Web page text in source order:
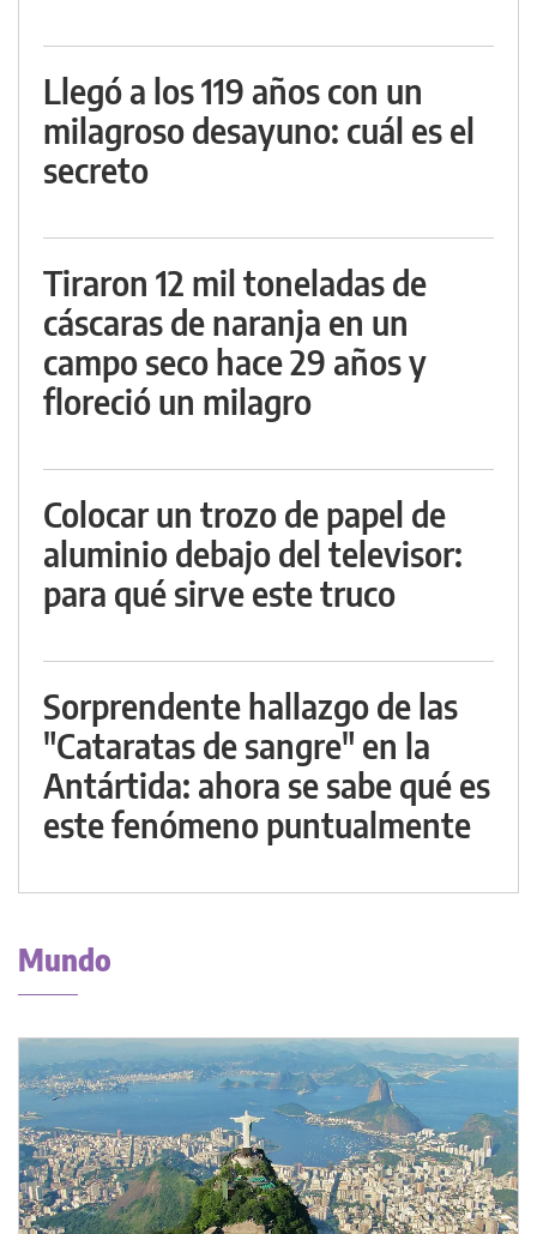
Llegó a los 119 años con un
milagroso desayuno: cuál es el
secreto
Tiraron 12 mil toneladas de
cáscaras de naranja en un
campo seco hace 29 años y
floreció un milagro
Colocar un trozo de papel de
aluminio debajo del televisor:
para qué sirve este truco
Sorprendente hallazgo de las
"Cataratas de sangre" en la
Antártida: ahora se sabe qué es
este fenómeno puntualmente
Mundo